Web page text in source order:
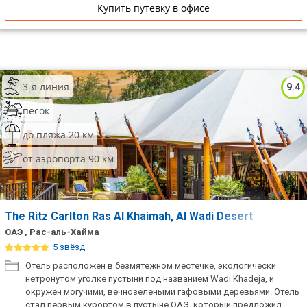
Купить путевку в офисе
9.4
3-я линия
песок
до пляжа 20 км
от аэропорта 90 км
The Ritz Carlton Ras Al Khaimah, Al Wadi Desert
ОАЭ , Рас-аль-Хайма
5 звёзд
Отель расположен в безмятежном местечке, экологически
нетронутом уголке пустыни под названием Wadi Khadeja, и
окружен могучими, вечнозелеными гафовыми деревьями. Отель
стал первым курортом в пустыне ОАЭ, который предложил